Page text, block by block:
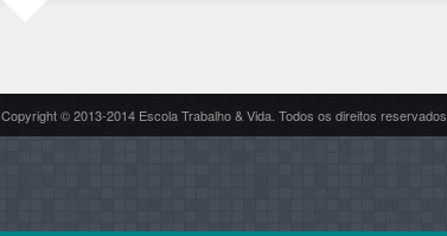
Copyright © 2013-2014 Escola Trabalho & Vida. Todos os direitos reservados.